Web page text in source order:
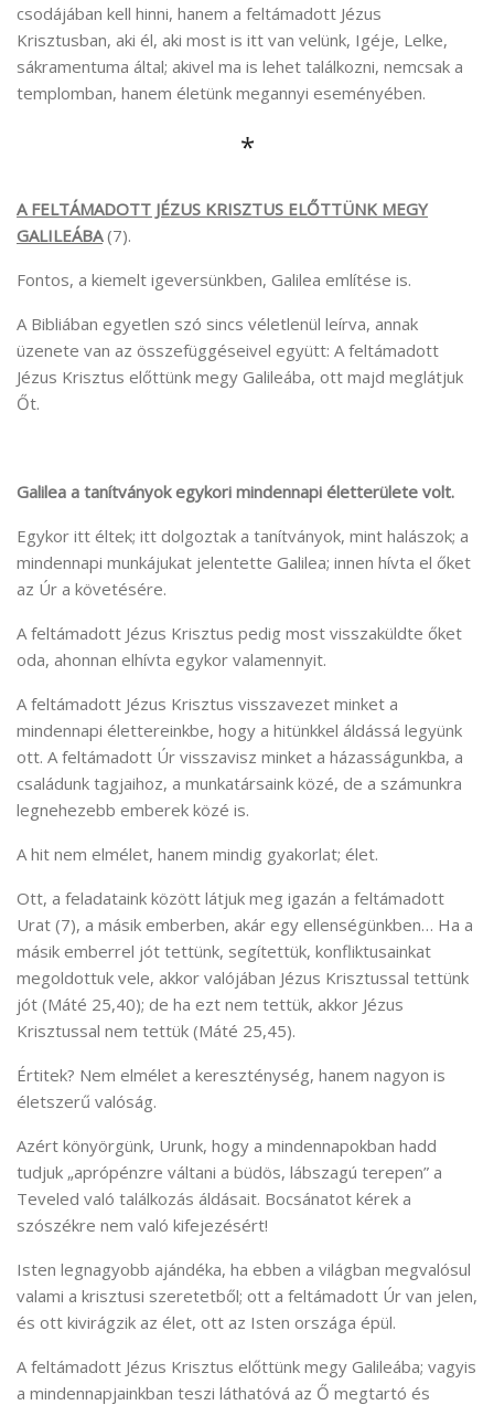
csodájában kell hinni, hanem a feltámadott Jézus
Krisztusban, aki él, aki most is itt van velünk, Igéje, Lelke,
sákramentuma által; akivel ma is lehet találkozni, nemcsak a
templomban, hanem életünk megannyi eseményében.
*
A FELTÁMADOTT JÉZUS KRISZTUS ELŐTTÜNK MEGY
GALILEÁBA(7).
Fontos, a kiemelt igeversünkben, Galilea említése is.
A Bibliában egyetlen szó sincs véletlenül leírva, annak
üzenete van az összefüggéseivel együtt: A feltámadott
Jézus Krisztus előttünk megy Galileába, ott majd meglátjuk
Őt.
Galilea a tanítványok egykori mindennapi életterülete volt.
Egykor itt éltek; itt dolgoztak a tanítványok, mint halászok; a
mindennapi munkájukat jelentette Galilea; innen hívta el őket
az Úr a követésére.
A feltámadott Jézus Krisztus pedig most visszaküldte őket
oda, ahonnan elhívta egykor valamennyit.
A feltámadott Jézus Krisztus visszavezet minket a
mindennapi élettereinkbe, hogy a hitünkkel áldássá legyünk
ott. A feltámadott Úr visszavisz minket a házasságunkba, a
családunk tagjaihoz, a munkatársaink közé, de a számunkra
legnehezebb emberek közé is.
A hit nem elmélet, hanem mindig gyakorlat; élet.
Ott, a feladataink között látjuk meg igazán a feltámadott
Urat (7), a másik emberben, akár egy ellenségünkben… Ha a
másik emberrel jót tettünk, segítettük, konfliktusainkat
megoldottuk vele, akkor valójában Jézus Krisztussal tettünk
jót (Máté 25,40); de ha ezt nem tettük, akkor Jézus
Krisztussal nem tettük (Máté 25,45).
Értitek? Nem elmélet a kereszténység, hanem nagyon is
életszerű valóság.
Azért könyörgünk, Urunk, hogy a mindennapokban hadd
tudjuk „aprópénzre váltani a büdös, lábszagú terepen” a
Teveled való találkozás áldásait. Bocsánatot kérek a
szószékre nem való kifejezésért!
Isten legnagyobb ajándéka, ha ebben a világban megvalósul
valami a krisztusi szeretetből; ott a feltámadott Úr van jelen,
és ott kivirágzik az élet, ott az Isten országa épül.
A feltámadott Jézus Krisztus előttünk megy Galileába; vagyis
a mindennapjainkban teszi láthatóvá az Ő megtartó és